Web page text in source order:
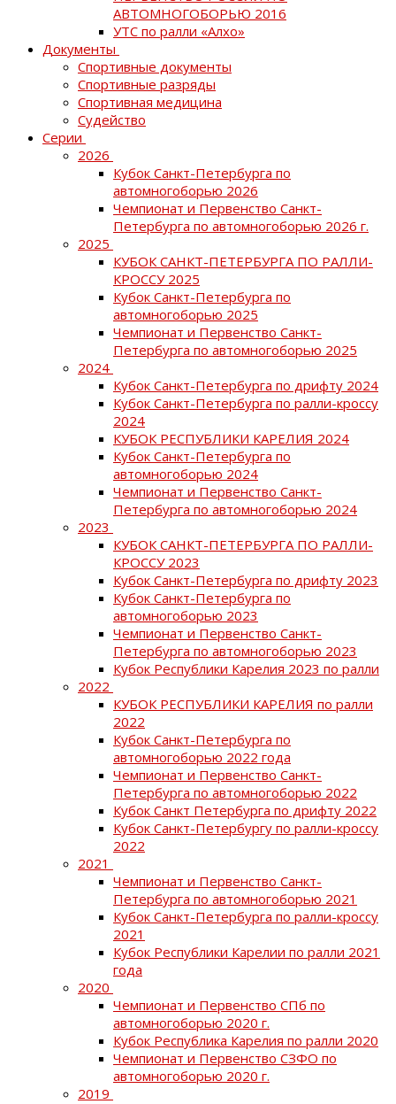
АВТОМНОГОБОРЬЮ 2016
УТС по ралли «Алхо»
Документы
Спортивные документы
Спортивные разряды
Спортивная медицина
Судейство
Серии
2026
Кубок Санкт-Петербурга по
автомногоборью 2026
Чемпионат и Первенство Санкт-
Петербурга по автомногоборью 2026 г.
2025
КУБОК САНКТ-ПЕТЕРБУРГА ПО РАЛЛИ-
КРОССУ 2025
Кубок Санкт-Петербурга по
автомногоборью 2025
Чемпионат и Первенство Санкт-
Петербурга по автомногоборью 2025
2024
Кубок Санкт-Петербурга по дрифту 2024
Кубок Санкт-Петербурга по ралли-кроссу
2024
КУБОК РЕСПУБЛИКИ КАРЕЛИЯ 2024
Кубок Санкт-Петербурга по
автомногоборью 2024
Чемпионат и Первенство Санкт-
Петербурга по автомногоборью 2024
2023
КУБОК САНКТ-ПЕТЕРБУРГА ПО РАЛЛИ-
КРОССУ 2023
Кубок Санкт-Петербурга по дрифту 2023
Кубок Санкт-Петербурга по
автомногоборью 2023
Чемпионат и Первенство Санкт-
Петербурга по автомногоборью 2023
Кубок Республики Карелия 2023 по ралли
2022
КУБОК РЕСПУБЛИКИ КАРЕЛИЯ по ралли
2022
Кубок Санкт-Петербурга по
автомногоборью 2022 года
Чемпионат и Первенство Санкт-
Петербурга по автомногоборью 2022
Кубок Санкт Петербурга по дрифту 2022
Кубок Санкт-Петербургу по ралли-кроссу
2022
2021
Чемпионат и Первенство Санкт-
Петербурга по автомногоборью 2021
Кубок Санкт-Петербурга по ралли-кроссу
2021
Кубок Республики Карелии по ралли 2021
года
2020
Чемпионат и Первенство СПб по
автомногоборью 2020 г.
Кубок Республика Карелия по ралли 2020
Чемпионат и Первенство СЗФО по
автомногоборью 2020 г.
2019